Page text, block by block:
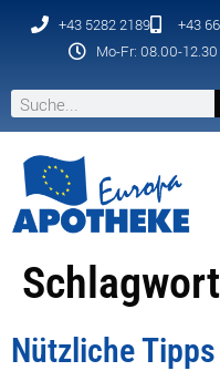
+43 5282 2189 +43
Mo-Fr: 08.00-
Nützliche